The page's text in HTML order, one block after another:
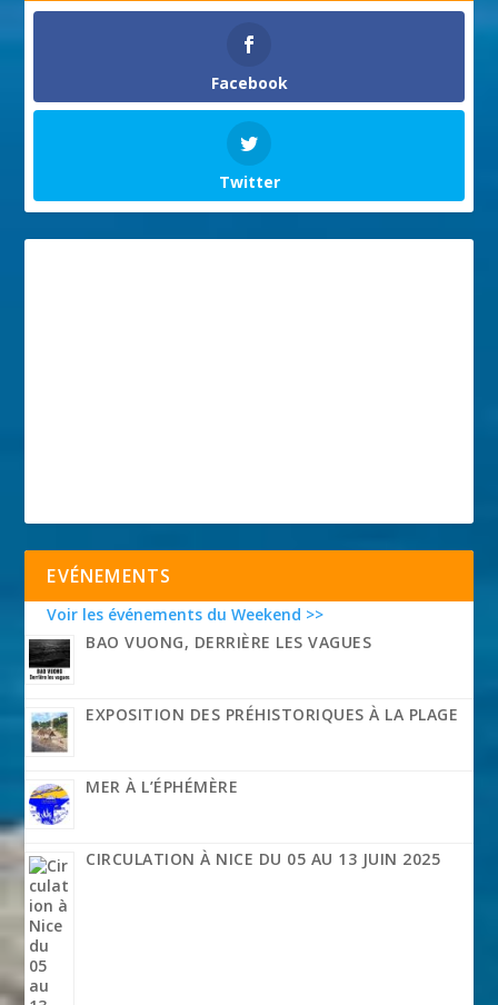
Facebook
Twitter
EVÉNEMENTS
Voir les événements du Weekend >>
BAO VUONG, DERRIÈRE LES VAGUES
EXPOSITION DES PRÉHISTORIQUES À LA PLAGE
MER À L’ÉPHÉMÈRE
CIRCULATION À NICE DU 05 AU 13 JUIN 2025